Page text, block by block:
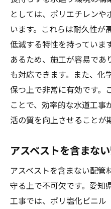
としては、ポリエチレン
います。これらは耐久性が
低減する特性を持っていま
あるため、施工が容易であ
も対応できます。また、化
保つ上で非常に有効です。
ことで、効率的な水道工事
活の質を向上させることが
アスベストを含まな
アスベストを含まない配管
守る上で不可欠です。愛知
工事では、ポリ塩化ビニル